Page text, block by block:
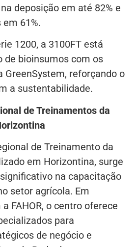
deposição em até 82% e
61%.
1200, a 3100FT está
de bioinsumos com os
GreenSystem, reforçando o
a sustentabilidade.
de Treinamentos da
de Treinamento da
em Horizontina, surge
na capacitação
setor agrícola. Em
FAHOR, o centro oferece
para
de negócio e